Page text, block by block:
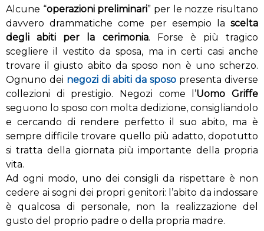
Alcune “operazioni preliminari” per le nozze risultano
davvero drammatiche come per esempio la scelta
degli abiti per la cerimonia. Forse è più tragico
scegliere il vestito da sposa, ma in certi casi anche
trovare il giusto abito da sposo non è uno scherzo.
Ognuno dei negozi di abiti da sposo presenta diverse
collezioni di prestigio. Negozi come l’Uomo Griffe
seguono lo sposo con molta dedizione, consigliandolo
e cercando di rendere perfetto il suo abito, ma è
sempre difficile trovare quello più adatto, dopotutto
si tratta della giornata più importante della propria
vita.
Ad ogni modo, uno dei consigli da rispettare è non
cedere ai sogni dei propri genitori: l’abito da indossare
è qualcosa di personale, non la realizzazione del
gusto del proprio padre o della propria madre.